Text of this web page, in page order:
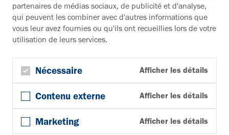
Vous souhaitez en savoir plus ?
Documentation
Vers la zone de téléchargement
Bulletin d'information
S'inscrire à la newsletter
Suivez-nous
Facebook
LinkedIn
partenaires de médias sociaux, de publicité et d'analyse,
qui peuvent les combiner avec d'autres informations que
vous leur avez fournies ou qu'ils ont recueillies lors de votre
utilisation de leurs services.
Nécessaire Afficher les détails
Contenu externe Afficher les détails
Marketing Afficher les détails